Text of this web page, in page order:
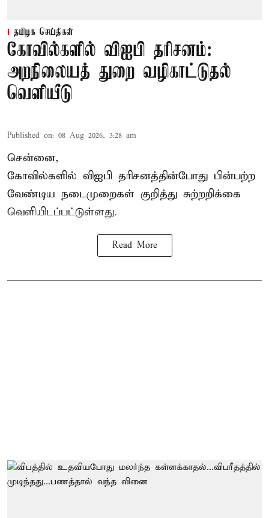
தமிழக செய்திகள்
கோவில்களில் விஐபி தரிசனம்:
அறநிலையத் துறை வழிகாட்டுதல்
வெளியீடு
Published on: 08 Aug 2026, 3:28 am
சென்னை,
கோவில்களில் விஐபி தரிசனத்தின்போது பின்பற்ற
வேண்டிய நடைமுறைகள் குறித்து சுற்றறிக்கை
வெளியிடப்பட்டுள்ளது.
Read More